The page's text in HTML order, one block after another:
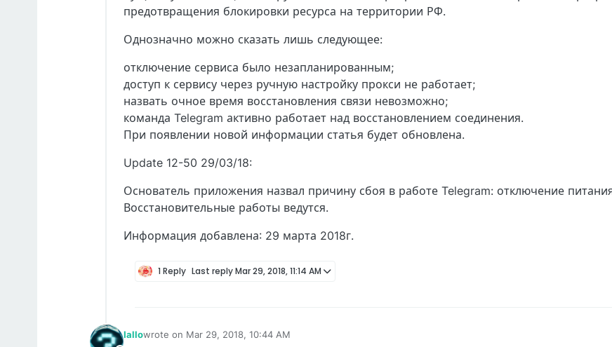
предотвращения блокировки ресурса на территории РФ.
Однозначно можно сказать лишь следующее:
отключение сервиса было незапланированным;
доступ к сервису через ручную настройку прокси не работает;
назвать очное время восстановления связи невозможно;
команда Telegram активно работает над восстановлением соединения.
При появлении новой информации статья будет обновлена.
Update 12-50 29/03/18:
Основатель приложения назвал причину сбоя в работе Telegram: отключение
Восстановительные работы ведутся.
Информация добавлена: 29 марта 2018г.
1 Reply Last replyMar 29, 2018, 11:14 AM
Iallowrote on Mar 29, 2018, 10:44 AM
last edited by